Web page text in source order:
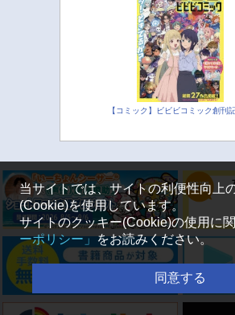
【コミック】ビビビコミック創刊
当サイトでは、サイトの利便性向上
(Cookie)を使用しています。
サイトのクッキー(Cookie)の使用に
ーポリシー」をお読みください。
同意する